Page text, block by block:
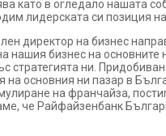
като в огледало нашата
лидерската си позиция
директор на бизнес
нашия бизнес на
стратегията ни.
основния ни пазар в
на франчайза,
че Райфайзенбанк